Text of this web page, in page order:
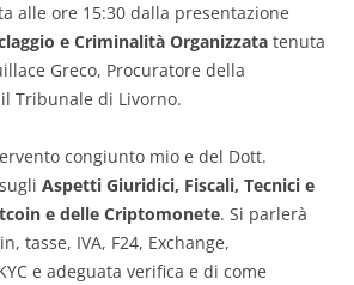
alle ore 15:30 dalla presentazione
e Criminalità Organizzata tenuta
Greco, Procuratore della
Tribunale di Livorno.
congiunto mio e del Dott.
Aspetti Giuridici, Fiscali, Tecnici e
e delle Criptomonete. Si parlerà
tasse, IVA, F24, Exchange,
e adeguata verifica e di come